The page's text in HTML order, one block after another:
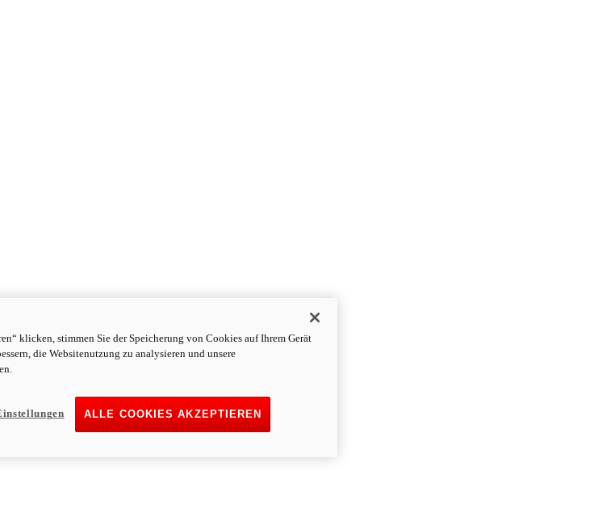
klicken, stimmen Sie der Speicherung von Cookies auf Ihrem Gerät
die Websitenutzung zu analysieren und unsere
ALLE COOKIES AKZEPTIEREN